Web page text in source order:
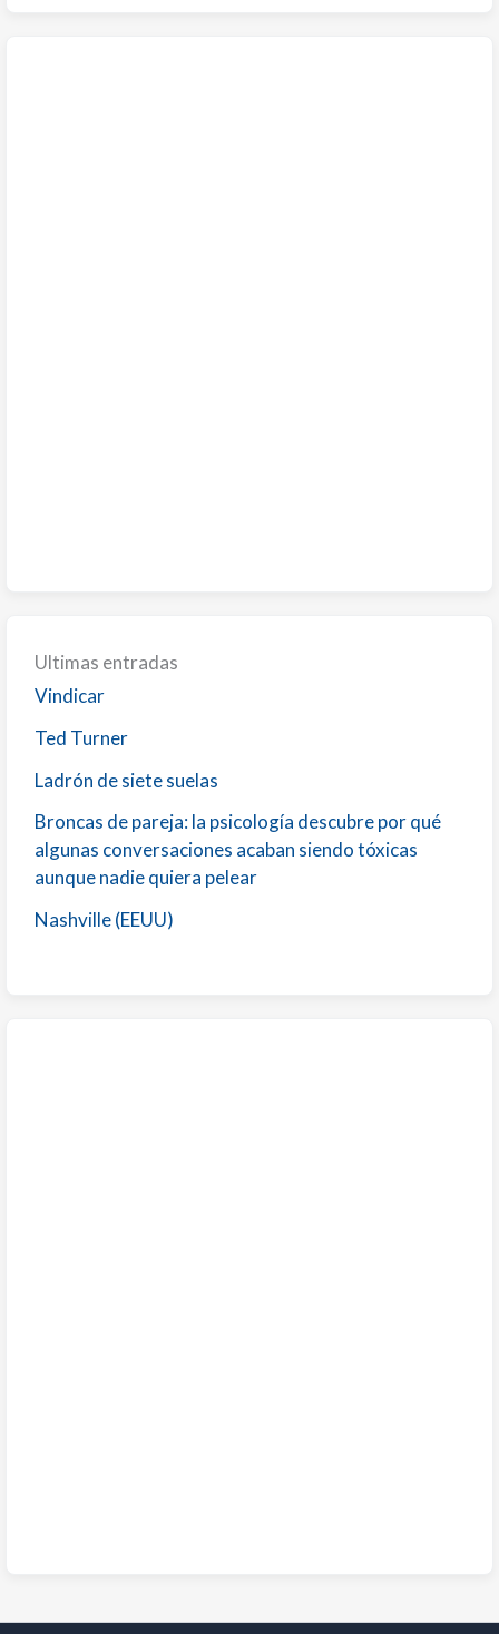
Ultimas entradas
Vindicar
Ted Turner
Ladrón de siete suelas
Broncas de pareja: la psicología descubre por qué
algunas conversaciones acaban siendo tóxicas
aunque nadie quiera pelear
Nashville (EEUU)